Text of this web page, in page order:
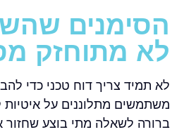
הסימנים
לא מתוחזק
לא תמיד צריך דוח טכני כדי
משתמשים מתלוננים על
ברורה לשאלה מתי בוצע שחזור